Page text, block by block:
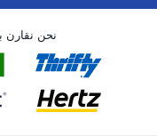
نحن نقارن